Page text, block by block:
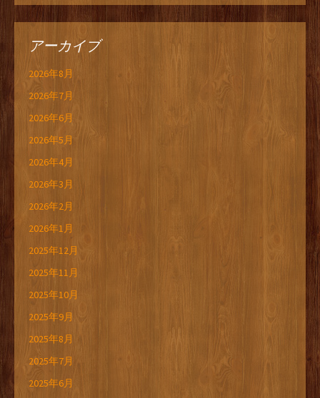
アーカイブ
2026年8月
2026年7月
2026年6月
2026年5月
2026年4月
2026年3月
2026年2月
2026年1月
2025年12月
2025年11月
2025年10月
2025年9月
2025年8月
2025年7月
2025年6月